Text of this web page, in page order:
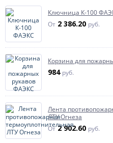
Ключница К-100
От 2 386.20 руб.
Корзина для
984 руб.
Лента
ЛТУ Огнеза
От2 902.60 руб.